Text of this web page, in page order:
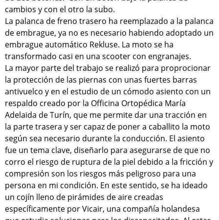
cambios y con el otro la subo.
La palanca de freno trasero ha reemplazado a la palanca
de embrague, ya no es necesario habiendo adoptado un
embrague automático Rekluse. La moto se ha
transformado casi en una scooter con engranajes.
La mayor parte del trabajo se realizó para proprocionar
la protección de las piernas con unas fuertes barras
antivuelco y en el estudio de un cómodo asiento con un
respaldo creado por la Officina Ortopédica María
Adelaida de Turín, que me permite dar una tracción en
la parte trasera y ser capaz de poner a caballito la moto
según sea necesario durante la conducción. El asiento
fue un tema clave, diseñarlo para asegurarse de que no
corro el riesgo de ruptura de la piel debido a la fricción y
compresión son los riesgos más peligroso para una
persona en mi condición. En este sentido, se ha ideado
un cojín lleno de pirámides de aire creadas
específicamente por Vicair, una compañía holandesa